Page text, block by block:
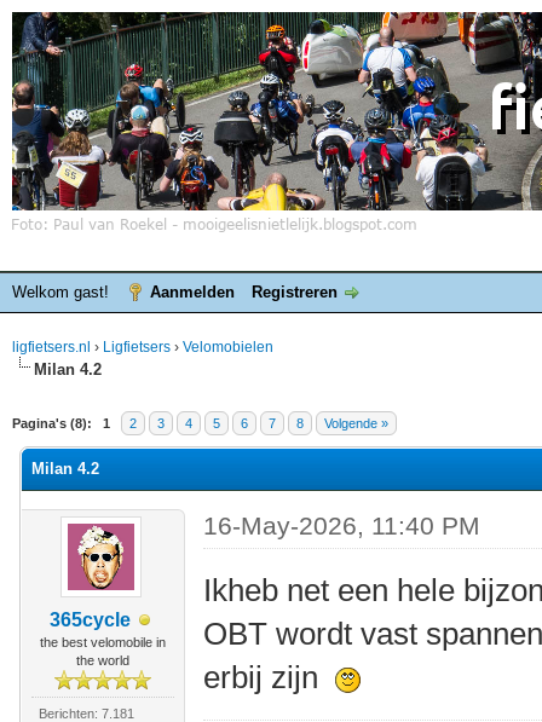
Welkom gast! Aanmelden Registreren
ligfietsers.nl › Ligfietsers › Velomobielen
Milan 4.2
Pagina's (8): 1 2 3 4 5 6 7 8 Volgende »
waardering is 0
Milan 4.2
365cycle
the best velomobile in
the world
Berichten: 7.181
16-May-2026, 11:40 PM
Ikheb net een hele
OBT wordt vast
erbij zijn